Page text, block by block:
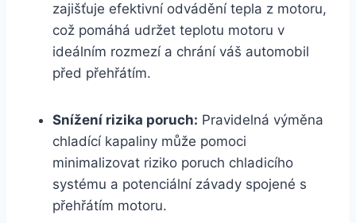
zajišťuje efektivní odvádění tepla z motoru,
což pomáhá udržet teplotu motoru v
ideálním rozmezí a chrání váš automobil
před přehřátím.
Snížení rizika poruch: Pravidelná výměna
chladící kapaliny může pomoci
minimalizovat riziko poruch chladicího
systému a potenciální závady spojené s
přehřátím motoru.